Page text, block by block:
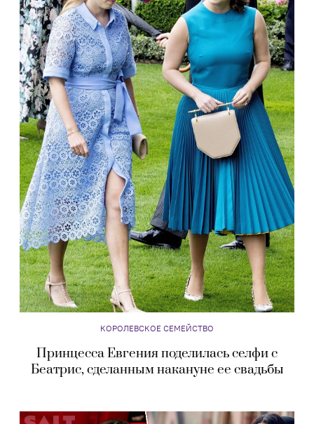
КОРОЛЕВСКОЕ СЕМЕЙСТВО
Принцесса Евгения поделилась селфи с
Беатрис, сделанным накануне ее свадьбы